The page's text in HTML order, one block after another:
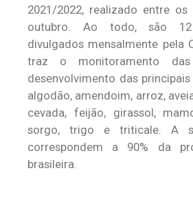
2021/2022, realizado entre
outubro. Ao todo, são 12
divulgados mensalmente pela
traz o monitoramento
desenvolvimento das
algodão, amendoim, arroz,
cevada, feijão, girassol,
sorgo, trigo e triticale. A
correspondem a 90% da
brasileira.